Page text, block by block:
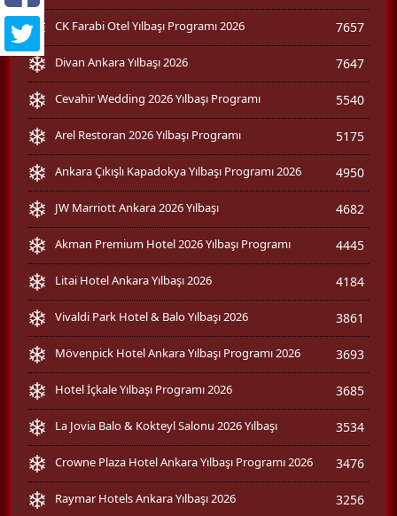
CK Farabi Otel Yılbaşı Programı 2026 7657
Divan Ankara Yılbaşı 2026 7647
Cevahir Wedding 2026 Yılbaşı Programı 5540
Arel Restoran 2026 Yılbaşı Programı 5175
Ankara Çıkışlı Kapadokya Yılbaşı Programı 2026 4950
JW Marriott Ankara 2026 Yılbaşı 4682
Akman Premium Hotel 2026 Yılbaşı Programı 4445
Litai Hotel Ankara Yılbaşı 2026 4184
Vivaldi Park Hotel & Balo Yılbaşı 2026 3861
Mövenpick Hotel Ankara Yılbaşı Programı 2026 3693
Hotel İçkale Yılbaşı Programı 2026 3685
La Jovia Balo & Kokteyl Salonu 2026 Yılbaşı 3534
Crowne Plaza Hotel Ankara Yılbaşı Programı 2026 3476
Raymar Hotels Ankara Yılbaşı 2026 3256